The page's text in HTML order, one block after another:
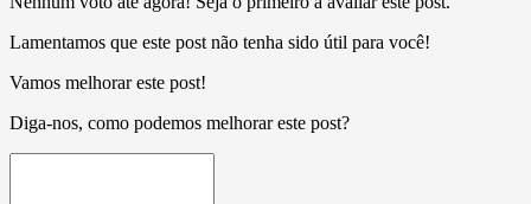
Lamentamos que este post não tenha sido útil para você!
Vamos melhorar este post!
Diga-nos, como podemos melhorar este post?